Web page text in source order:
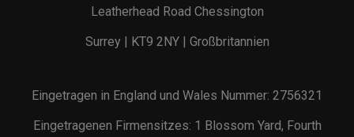
Leatherhead Road Chessington
Surrey | KT9 2NY | Großbritannien
Eingetragen in England und Wales Nummer: 2756321
Eingetragenen Firmensitzes: 1 Blossom Yard, Fourth